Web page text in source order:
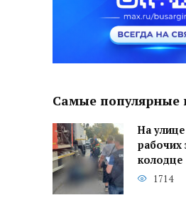
Самые популярные
На
рабочих
колодце
1714